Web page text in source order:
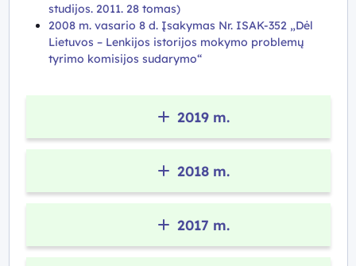
studijos. 2011. 28 tomas)
2008 m. vasario 8 d. Įsakymas Nr. ISAK-352 „Dėl
Lietuvos – Lenkijos istorijos mokymo problemų
tyrimo komisijos sudarymo“
2019 m.
2018 m.
2017 m.